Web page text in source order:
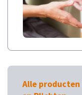
Alle